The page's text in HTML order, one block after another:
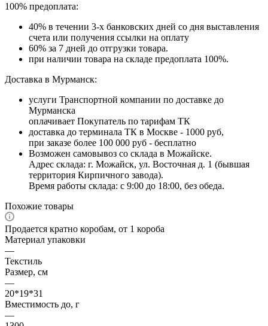
100% предоплата:
40% в течении 3-х банковских дней со дня выставления
счета или получения ссылки на оплату
60% за 7 дней до отгрузки товара.
при наличии товара на складе предоплата 100%.
Доставка в Мурманск:
услуги Транспортной компании по доставке до
Мурманска
оплачивает Покупатель по тарифам ТК
доставка до терминала ТК в Москве - 1000 руб,
при заказе более 100 000 руб - бесплатно
Возможен самовывоз со склада в Можайске.
Адрес склада: г. Можайск, ул. Восточная д. 1 (бывшая
территория Кирпичного завода).
Время работы склада: с 9:00 до 18:00, без обеда.
Похожие товары
Продается кратно коробам, от 1 короба
Материал упаковки
—
Текстиль
Размер, см
—
20*19*31
Вместимость до, г
—